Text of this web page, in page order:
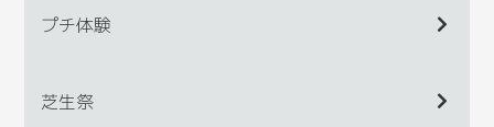
プチ体験
芝生祭